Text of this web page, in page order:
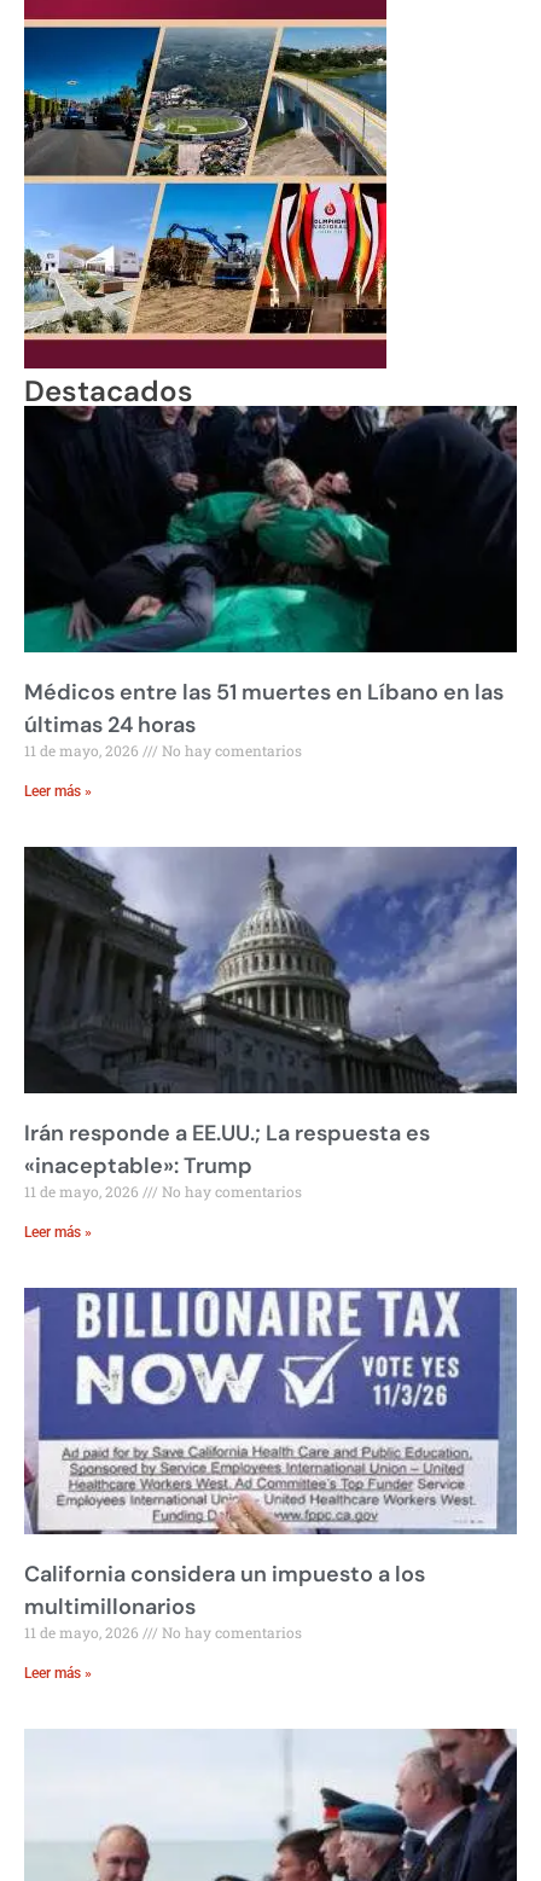
Destacados
Médicos entre las 51 muertes en Líbano en las
últimas 24 horas
11 de mayo, 2026 No hay comentarios
Leer más »
Irán responde a EE.UU.; La respuesta es
«inaceptable»: Trump
11 de mayo, 2026 No hay comentarios
Leer más »
California considera un impuesto a los
multimillonarios
11 de mayo, 2026 No hay comentarios
Leer más »